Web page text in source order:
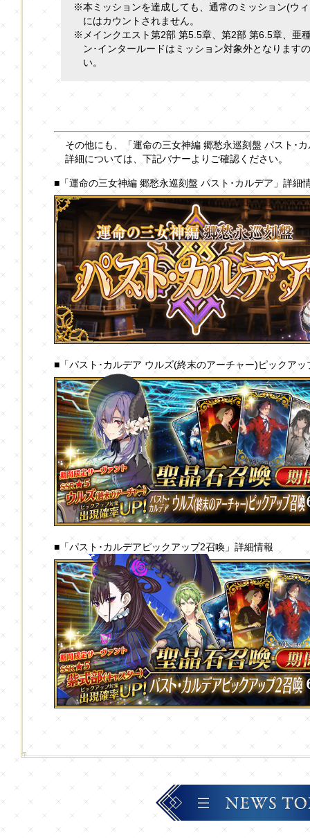
※本ミッションを達成しても、通常のミッション(ウ
にはカウントされません。
※メインクエスト第2部 第5.5章、第2部 第6.5章、
ン･インタールードはミッション対象外となります
い。
その他にも、「運命の三女神編 郷愁永巡刻盤 パスト･
詳細については、下記バナーよりご確認ください。
■「運命の三女神編 郷愁永巡刻盤 パスト･カルデア」詳細
■「パスト･カルデア ウルズ(終末のアーチャー)ピックアッ
■「パスト･カルデアピックアップ2召喚」詳細情報